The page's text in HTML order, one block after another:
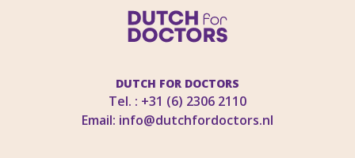
DUTCH FOR DOCTORS
Tel. : +31 (6) 2306 2110
Email: info@dutchfordoctors.nl